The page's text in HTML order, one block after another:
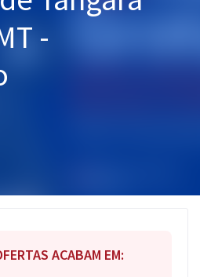
-
ACABAM EM: